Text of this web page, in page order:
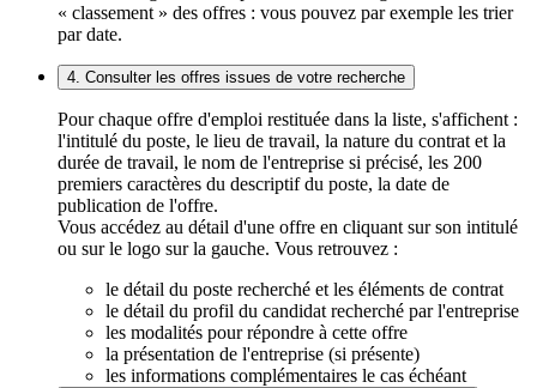
« classement » des offres : vous pouvez par exemple les trier
par date.
4. Consulter les offres issues de votre recherche
Pour chaque offre d'emploi restituée dans la liste, s'affichent :
l'intitulé du poste, le lieu de travail, la nature du contrat et la
durée de travail, le nom de l'entreprise si précisé, les 200
premiers caractères du descriptif du poste, la date de
publication de l'offre.
Vous accédez au détail d'une offre en cliquant sur son intitulé
ou sur le logo sur la gauche. Vous retrouvez :
le détail du poste recherché et les éléments de contrat
le détail du profil du candidat recherché par l'entreprise
les modalités pour répondre à cette offre
la présentation de l'entreprise (si présente)
les informations complémentaires le cas échéant